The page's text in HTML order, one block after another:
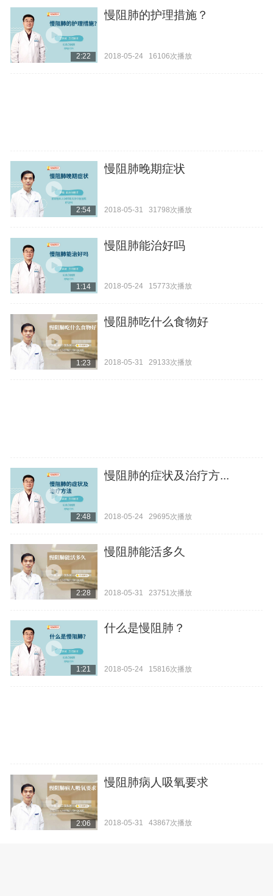
2:22
慢阻肺的护理措施？
2018-05-24 16106次播放
2:54
慢阻肺晚期症状
2018-05-31 31798次播放
1:14
慢阻肺能治好吗
2018-05-24 15773次播放
1:23
慢阻肺吃什么食物好
2018-05-31 29133次播放
2:48
慢阻肺的症状及治疗方...
2018-05-24 29695次播放
2:28
慢阻肺能活多久
2018-05-31 23751次播放
1:21
什么是慢阻肺？
2018-05-24 15816次播放
2:06
慢阻肺病人吸氧要求
2018-05-31 43867次播放